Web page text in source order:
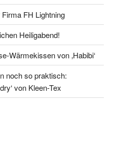
Firma FH Lightning
Heiligabend!
Wärmekissen von ‚Habibi‘
noch so praktisch:
von Kleen-Tex